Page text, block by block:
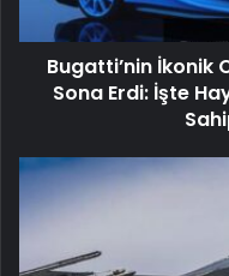
Bugatti’nin İkonik
Sona Erdi: İşte